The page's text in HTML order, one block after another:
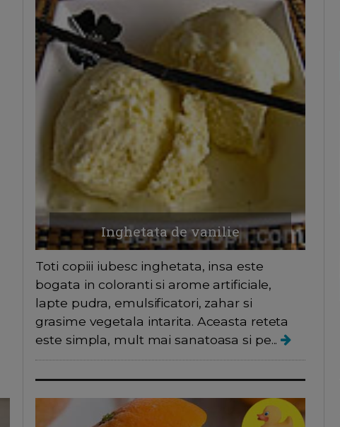
Inghetata de vanilie
Toti copiii iubesc inghetata, insa este
bogata in coloranti si arome artificiale,
lapte pudra, emulsificatori, zahar si
grasime vegetala intarita. Aceasta reteta
este simpla, mult mai sanatoasa si pe...